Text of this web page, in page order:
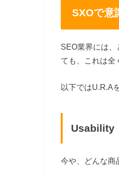
SXOで意
SEO業界には
ても、これは全
以下ではU.R.A
Usability
今や、どんな商